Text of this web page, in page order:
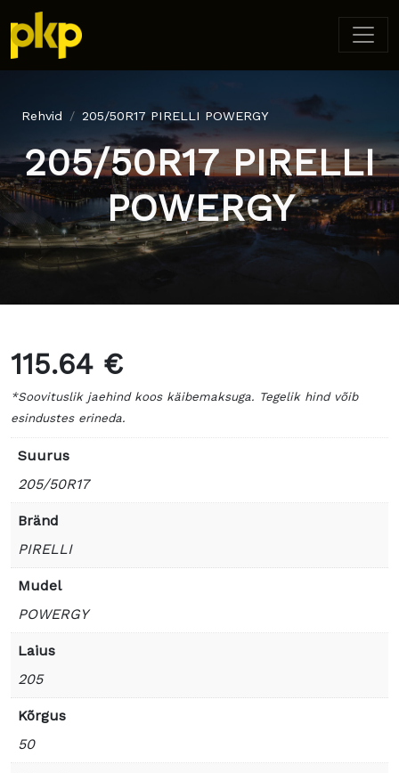
Rehvid 205/50R17 PIRELLI POWERGY
205/50R17 PIRELLI
POWERGY
115.64 €
*Soovituslik jaehind koos käibemaksuga. Tegelik hind võib
esindustes erineda.
Suurus
205/50R17
Bränd
PIRELLI
Mudel
POWERGY
Laius
205
Kõrgus
50